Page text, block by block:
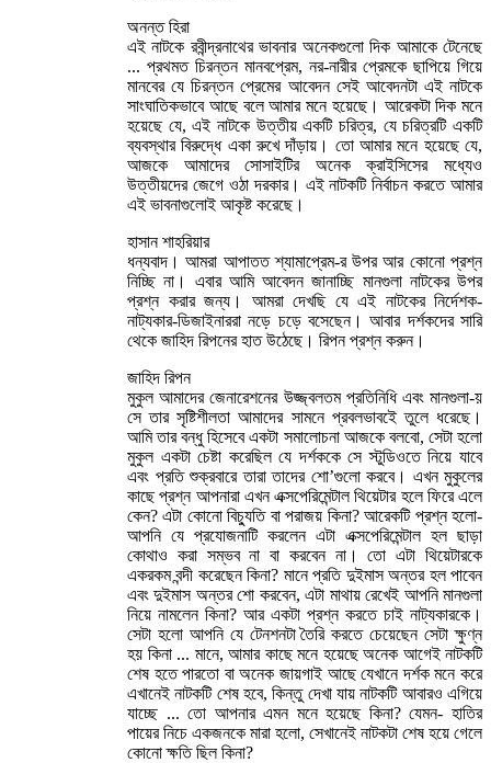
অনন্ত হিরা
এই নাটকে রবীন্দ্রনাথের ভাবনার অনেকগুলো দিক আমাকে টেনেছে
... প্রথমত চিরন্তন মানবপ্রেম, নর-নারীর প্রেমকে ছাপিয়ে গিয়ে
মানবের যে চিরন্তন প্রেমের আবেদন সেই আবেদনটা এই নাটকে
সাংঘাতিকভাবে আছে বলে আমার মনে হয়েছে। আরেকটা দিক মনে
হয়েছে যে, এই নাটকে উত্তীয় একটি চরিত্র, যে চরিত্রটি একটি
ব্যবস্থার বিরুদ্ধে একা রুখে দাঁড়ায়। তো আমার মনে হয়েছে যে,
আজকে আমাদের সোসাইটির অনেক ক্রাইসিসের মধ্যেও
উত্তীয়দের জেগে ওঠা দরকার। এই নাটকটি নির্বাচন করতে আমার
এই ভাবনাগুলোই আকৃষ্ট করেছে।
হাসান শাহরিয়ার
ধন্যবাদ। আমরা আপাতত শ্যামাপ্রেম-র উপর আর কোনো প্রশ্ন
নিচ্ছি না। এবার আমি আবেদন জানাচ্ছি মানগুলা নাটকের উপর
প্রশ্ন করার জন্য। আমরা দেখছি যে এই নাটকের নির্দেশক-
নাট্যকার-ডিজাইনাররা নড়ে চড়ে বসেছেন। আবার দর্শকদের সারি
থেকে জাহিদ রিপনের হাত উঠেছে। রিপন প্রশ্ন করুন।
জাহিদ রিপন
মুকুল আমাদের জেনারেশনের উজ্জ্বলতম প্রতিনিধি এবং মানগুলা-য়
সে তার সৃষ্টিশীলতা আমাদের সামনে প্রবলভাবইে তুলে ধরেছে।
আমি তার বন্ধু হিসেবে একটা সমালোচনা আজকে বলবো, সেটা হলো
মুকুল একটা চেষ্টা করেছিল যে দর্শককে সে স্টুডিওতে নিয়ে যাবে
এবং প্রতি শুক্রবারে তারা তাদের শো’গুলো করবে। এখন মুকুলের
কাছে প্রশ্ন আপনারা এখন এক্সপেরিমেন্টাল থিয়েটার হলে ফিরে এলে
কেন? এটা কোনো বিচ্যুতি বা পরাজয় কিনা? আরেকটি প্রশ্ন হলো-
আপনি যে প্রযোজনাটি করলেন এটা এক্সপেরিমেন্টাল হল ছাড়া
কোথাও করা সম্ভব না বা করবেন না। তো এটা থিয়েটারকে
একরকম বন্দী করেছেন কিনা? মানে প্রতি দুইমাস অন্তর হল পাবেন
এবং দুইমাস অন্তর শো করবেন, এটা মাথায় রেখেই আপনি মানগুলা
নিয়ে নামলেন কিনা? আর একটা প্রশ্ন করতে চাই নাট্যকারকে।
সেটা হলো আপনি যে টেনশনটা তৈরি করতে চেয়েছেন সেটা ক্ষুণ্ন
হয় কিনা ... মানে, আমার কাছে মনে হয়েছে অনেক আগেই নাটকটি
শেষ হতে পারতো বা অনেক জায়গাই আছে যেখানে দর্শক মনে করে
এখানেই নাটকটি শেষ হবে, কিন্তু দেখা যায় নাটকটি আবারও এগিয়ে
যাচ্ছে ... তো আপনার এমন মনে হয়েছে কিনা? যেমন- হাতির
পায়ের নিচে একজনকে মারা হলো, সেখানেই নাটকটা শেষ হয়ে গেলে
কোনো ক্ষতি ছিল কিনা?